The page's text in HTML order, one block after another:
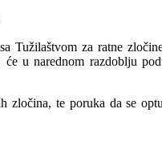
Tužilaštvom za ratne
u narednom razdoblju
te poruka da se